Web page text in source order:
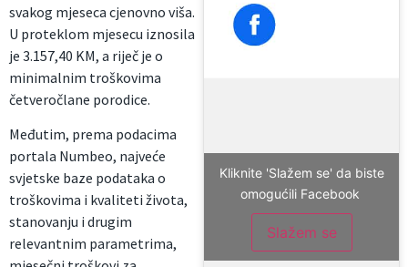
svakog mjeseca cjenovno viša.
U proteklom mjesecu iznosila
je 3.157,40 KM, a riječ je o
minimalnim troškovima
četveročlane porodice.
Međutim, prema podacima
portala Numbeo, najveće
svjetske baze podataka o
troškovima i kvaliteti života,
stanovanju i drugim
relevantnim parametrima,
Kliknite 'Slažem se' da biste
omogućili Facebook
Slažem se